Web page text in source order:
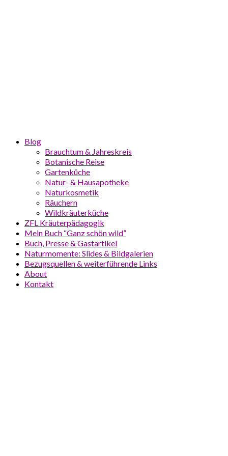
Blog
Brauchtum & Jahreskreis
Botanische Reise
Gartenküche
Natur- & Hausapotheke
Naturkosmetik
Räuchern
Wildkräuterküche
ZFL Kräuterpädagogik
Mein Buch “Ganz schön wild”
Buch, Presse & Gastartikel
Naturmomente: Slides & Bildgalerien
Bezugsquellen & weiterführende Links
About
Kontakt